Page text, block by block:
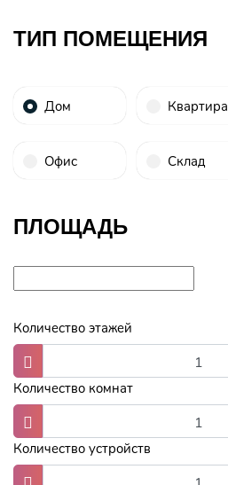
ТИП ПОМЕЩЕНИЯ
Дом Квартира
Офис Склад
ПЛОЩАДЬ
Количество этажей
Количество комнат
Количество устройств